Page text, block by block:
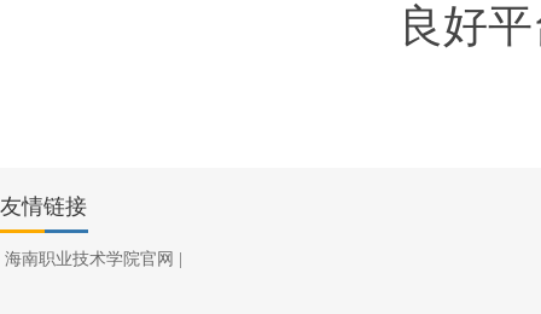
良好
友情链接
海南职业技术学院官网